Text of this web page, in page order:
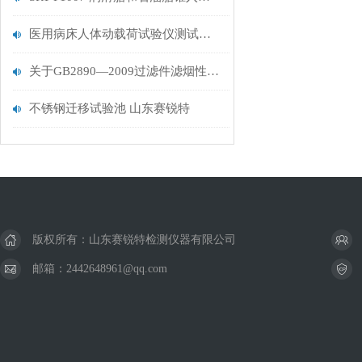
医用病床人体动载荷试验仪测试说明
关于GB2890—2009过滤件滤烟性能测试仪介绍与说明——山东赛锐特
不锈钢迁移试验池 山东赛锐特
版权所有：山东赛锐特检测仪器有限公司
邮箱：2442648961@qq.com